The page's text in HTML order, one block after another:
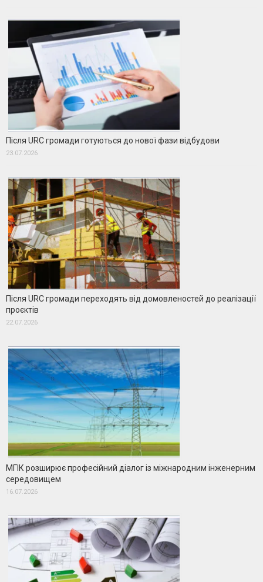
Після URC громади готуються до нової фази відбудови
23.07.2026
Після URC громади переходять від домовленостей до реалізації
проєктів
22.07.2026
МГІК розширює професійний діалог із міжнародним інженерним
середовищем
16.07.2026